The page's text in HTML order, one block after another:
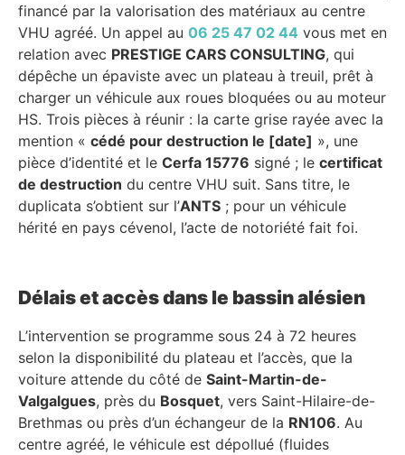
financé par la valorisation des matériaux au centre
VHU agréé. Un appel au 06 25 47 02 44 vous met en
relation avec PRESTIGE CARS CONSULTING, qui
dépêche un épaviste avec un plateau à treuil, prêt à
charger un véhicule aux roues bloquées ou au moteur
HS. Trois pièces à réunir : la carte grise rayée avec la
mention « cédé pour destruction le [date] », une
pièce d’identité et le Cerfa 15776 signé ; le certificat
de destruction du centre VHU suit. Sans titre, le
duplicata s’obtient sur l’ANTS ; pour un véhicule
hérité en pays cévenol, l’acte de notoriété fait foi.
Délais et accès dans le bassin alésien
L’intervention se programme sous 24 à 72 heures
selon la disponibilité du plateau et l’accès, que la
voiture attende du côté de Saint-Martin-de-
Valgalgues, près du Bosquet, vers Saint-Hilaire-de-
Brethmas ou près d’un échangeur de la RN106. Au
centre agréé, le véhicule est dépollué (fluides